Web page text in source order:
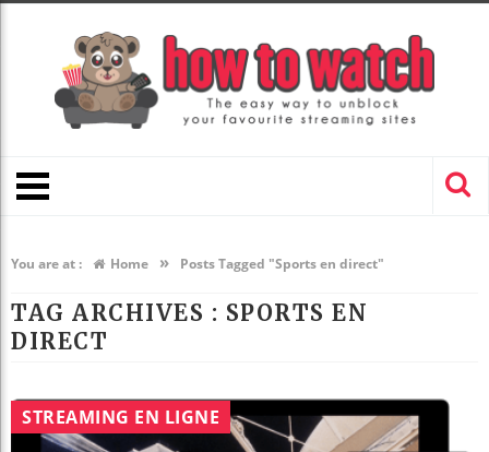
You are at : Home » Posts Tagged "Sports en direct"
TAG ARCHIVES : SPORTS EN
DIRECT
STREAMING EN LIGNE